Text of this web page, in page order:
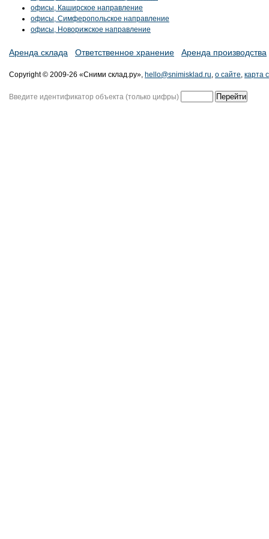
офисы, Каширское направление
офисы, Симферопольское направление
офисы, Новорижское направление
Аренда склада Ответственное хранение Аренда производства
Copyright © 2009-26 «Сними склад.ру», hello@snimisklad.ru, о сайте, карта
Введите идентификатор объекта (только цифры)